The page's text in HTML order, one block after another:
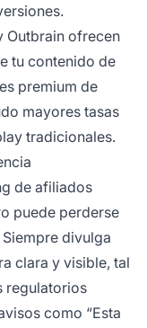
Outbrain ofrecen
tu contenido de
premium de
mayores tasas
tradicionales.
de afiliados
puede perderse
divulga
clara y visible, tal
regulatorios
como “Esta